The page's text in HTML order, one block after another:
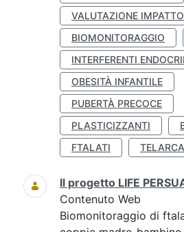
VALUTAZIONE
BIOMONITORAGGIO
INTERFERENTI
OBESITÀ INFANTILE
PUBERTÀ PRECOCE
PLASTICIZZANTI
FTALATI
Il progetto LIFE
Contenuto Web
Biomonitoraggio di